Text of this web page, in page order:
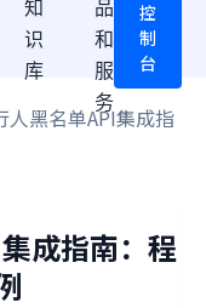
知
识
库
品
和
服
务
控
制
台
人黑名单API集成指
成指南：程